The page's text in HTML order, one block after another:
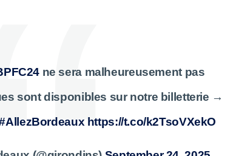
ne sera malheureusement pas
sont disponibles sur notre billetterie →
https://t.co/k2TsoVXekO